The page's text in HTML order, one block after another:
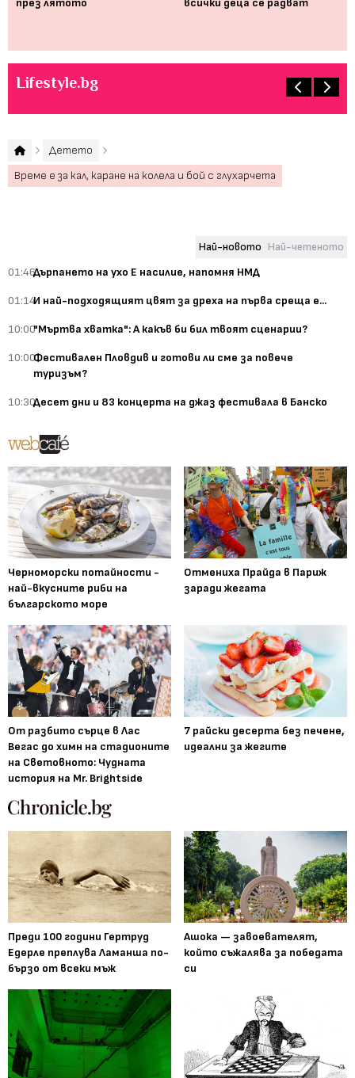
през лятото всички деца се радват
Lifestyle.bg
Детето
Време е за кал, каране на колела и бой с глухарчета
Най-новото Най-четеното
01:46Дърпането на ухо Е насилие, напомня НМД
01:14И най-подходящият цвят за дреха на първа среща е...
10:00"Мъртва хватка": А какъв би бил твоят сценарии?
10:00Фестивален Пловдив и готови ли сме за повече
туризъм?
10:30Десет дни и 83 концерта на джаз фестивала в Банско
Черноморски потайности -
най-вкусните риби на
българското море
Отмениха Прайда в Париж
заради жегата
От разбито сърце в Лас
Вегас до химн на стадионите
на Световното: Чудната
история на Mr. Brightside
7 райски десерта без печене,
идеални за жегите
Преди 100 години Гертруд
Едерле преплува Ламанша по-
бързо от всеки мъж
Ашока — завоевателят,
който съжалява за победата
си